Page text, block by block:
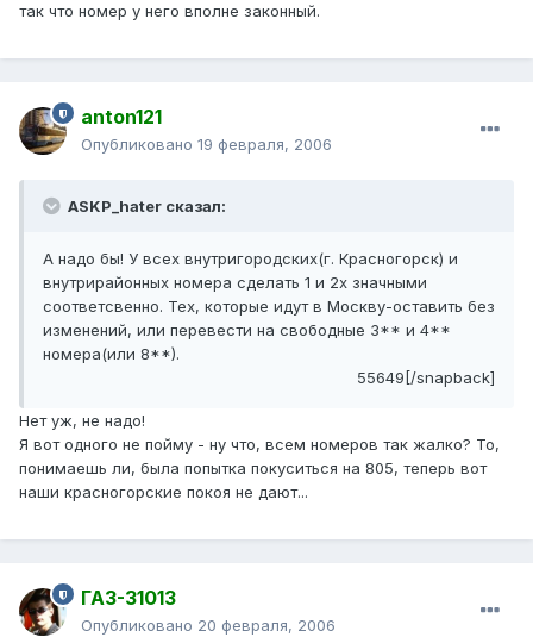
так что номер у него вполне законный.
anton121
Опубликовано 19 февраля, 2006
ASKP_hater сказал:
А надо бы! У всех внутригородских(г. Красногорск) и
внутрирайонных номера сделать 1 и 2х значными
соответсвенно. Тех, которые идут в Москву-оставить без
изменений, или перевести на свободные 3** и 4**
номера(или 8**).
55649[/snapback]
Нет уж, не надо!
Я вот одного не пойму - ну что, всем номеров так жалко? То,
понимаешь ли, была попытка покуситься на 805, теперь вот
наши красногорские покоя не дают...
ГАЗ-31013
Опубликовано 20 февраля, 2006